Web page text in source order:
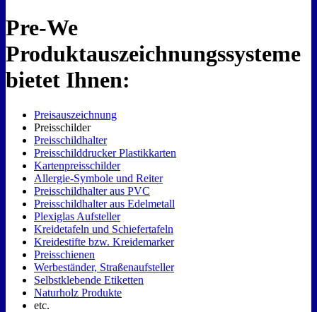
Pre-We
Produktauszeichnungssysteme
bietet Ihnen:
Preisauszeichnung
Preisschilder
Preisschildhalter
Preisschilddrucker Plastikkarten
Kartenpreisschilder
Allergie-Symbole und Reiter
Preisschildhalter aus PVC
Preisschildhalter aus Edelmetall
Plexiglas Aufsteller
Kreidetafeln und Schiefertafeln
Kreidestifte bzw. Kreidemarker
Preisschienen
Werbeständer, Straßenaufsteller
Selbstklebende Etiketten
Naturholz Produkte
etc.